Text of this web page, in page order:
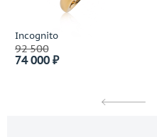
Incognito
92 500
74 000 ₽